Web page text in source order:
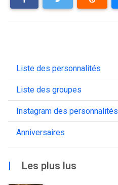
Liste des personnalités
Liste des groupes
Instagram des personnalités
Anniversaires
| Les plus lus